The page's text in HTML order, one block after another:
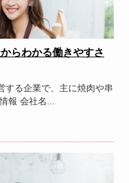
らわかる働きやすさ
する企業で、主に焼肉や串
報 会社名...